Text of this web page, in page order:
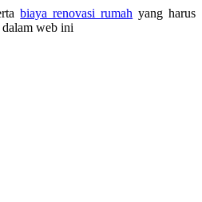
biaya renovasi rumah yang harus
dalam web ini